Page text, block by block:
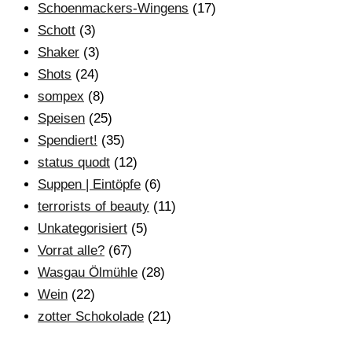
Schoenmackers-Wingens (17)
Schott (3)
Shaker (3)
Shots (24)
sompex (8)
Speisen (25)
Spendiert! (35)
status quodt (12)
Suppen | Eintöpfe (6)
terrorists of beauty (11)
Unkategorisiert (5)
Vorrat alle? (67)
Wasgau Ölmühle (28)
Wein (22)
zotter Schokolade (21)